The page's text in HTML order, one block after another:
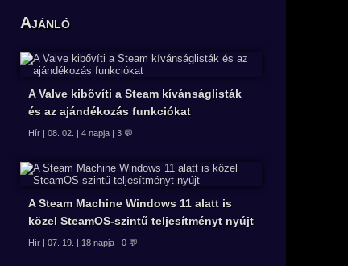
Ajánló
A Valve kibővíti a Steam kívánságlisták
és az ajándékozás funkciókat
Hír | 08. 02. | 4 napja | 3 💬
A Steam Machine Windows 11 alatt is
közel SteamOS-szintű teljesítményt nyújt
Hír | 07. 19. | 18 napja | 0 💬